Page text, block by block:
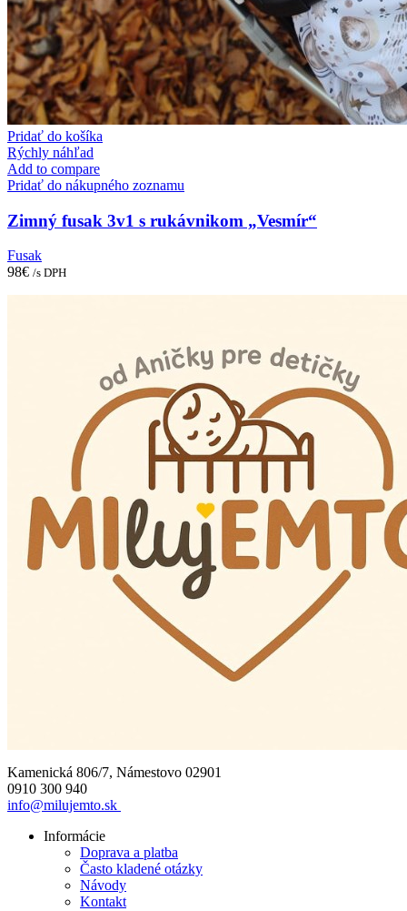
Pridať do košíka
Rýchly náhľad
Add to compare
Pridať do nákupného zoznamu
Zimný fusak 3v1 s rukávnikom „Vesmír“
Fusak
98€ /s DPH
Kamenická 806/7, Námestovo 02901
0910 300 940
info@milujemto.sk
Informácie
Doprava a platba
Často kladené otázky
Návody
Kontakt